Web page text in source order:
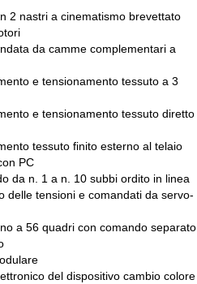
2 nastri a cinematismo brevettato
da camme complementari a
e tensionamento tessuto a 3
e tensionamento tessuto diretto
tessuto finito esterno al telaio
PC
da n. 1 a n. 10 subbi ordito in linea
delle tensioni e comandati da servo-
a 56 quadri con comando separato
del dispositivo cambio colore